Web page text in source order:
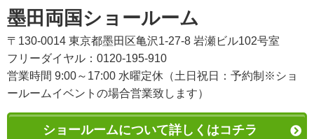
墨田両国ショールーム
〒130-0014 東京都墨田区亀沢1-27-8 岩瀬ビル102号室
フリーダイヤル：0120-195-910
営業時間 9:00～17:00 水曜定休（土日祝日：予約制※ショ
ールームイベントの場合営業致します）
ショールームについて詳しくはコチラ